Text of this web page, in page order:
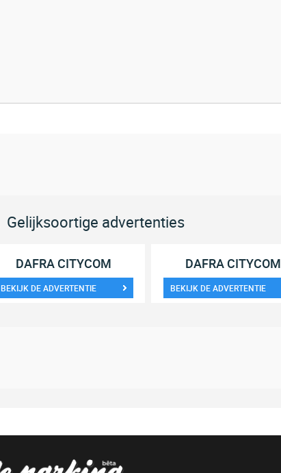
Gelijksoortige advertenties
DAFRA CITYCOM
BEKIJK DE ADVERTENTIE
DAFRA CITYCOM
BEKIJK DE ADVERTENTIE